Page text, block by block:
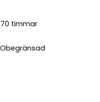
timmar